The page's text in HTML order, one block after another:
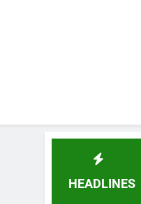
HEADLINES
la Loire à Orléans en 2025.